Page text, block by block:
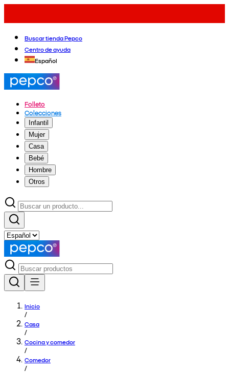
Buscar tienda Pepco
Centro de ayuda
Español
Folleto
Colecciones
Infantil
Mujer
Casa
Bebé
Hombre
Otros
Inicio
/
Casa
/
Cocina y comedor
/
Comedor
/